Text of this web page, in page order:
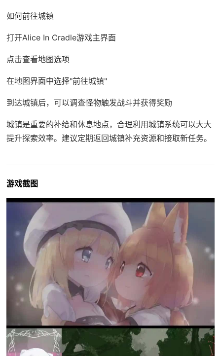
如何前往城镇
打开Alice In Cradle游戏主界面
点击查看地图选项
在地图界面中选择"前往城镇"
到达城镇后，可以调查怪物触发战斗并获得奖励
城镇是重要的补给和休息地点，合理利用城镇系统可以大大
提升探索效率。建议定期返回城镇补充资源和接取新任务。
游戏截图